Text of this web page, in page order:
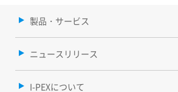
製品・サービス
ニュースリリース
I-PEXについて